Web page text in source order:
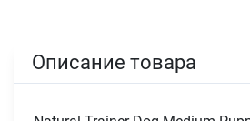
Описание товара